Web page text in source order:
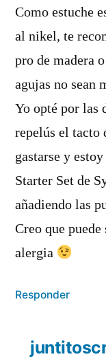
Como estuche
al nikel, te
pro de madera
agujas no sean
Yo opté por las
repelús el tacto
gastarse y
Starter Set de
añadiendo las
Creo que
alergia
Responder